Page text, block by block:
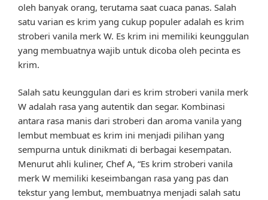
oleh banyak orang, terutama saat cuaca panas. Salah
satu varian es krim yang cukup populer adalah es krim
stroberi vanila merk W. Es krim ini memiliki keunggulan
yang membuatnya wajib untuk dicoba oleh pecinta es
krim.
Salah satu keunggulan dari es krim stroberi vanila merk
W adalah rasa yang autentik dan segar. Kombinasi
antara rasa manis dari stroberi dan aroma vanila yang
lembut membuat es krim ini menjadi pilihan yang
sempurna untuk dinikmati di berbagai kesempatan.
Menurut ahli kuliner, Chef A, “Es krim stroberi vanila
merk W memiliki keseimbangan rasa yang pas dan
tekstur yang lembut, membuatnya menjadi salah satu